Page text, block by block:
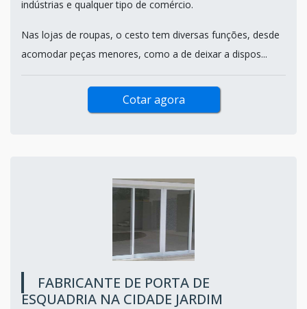
indústrias e qualquer tipo de comércio.
Nas lojas de roupas, o cesto tem diversas funções, desde
acomodar peças menores, como a de deixar a dispos...
Cotar agora
FABRICANTE DE PORTA DE
ESQUADRIA NA CIDADE JARDIM